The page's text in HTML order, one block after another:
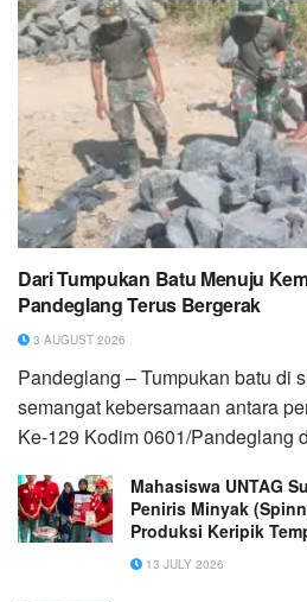
Dari Tumpukan Batu Menuju
Pandeglang Terus Bergerak
3 AUGUST 2026
Pandeglang – Tumpukan batu di
semangat kebersamaan antara
Ke-129 Kodim 0601/Pandeglang
Mahasiswa UNTAG
Peniris Minyak
Produksi Keripik
13 JULY 2026